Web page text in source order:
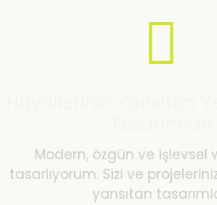
Modern, özgün ve işlevsel
tasarlıyorum. Sizi ve
yansıtan